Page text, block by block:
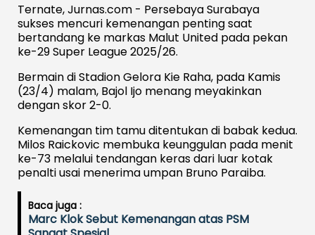
Ternate, Jurnas.com - Persebaya Surabaya
sukses mencuri kemenangan penting saat
bertandang ke markas Malut United pada pekan
ke-29 Super League 2025/26.
Bermain di Stadion Gelora Kie Raha, pada Kamis
(23/4) malam, Bajol Ijo menang meyakinkan
dengan skor 2-0.
Kemenangan tim tamu ditentukan di babak kedua.
Milos Raickovic membuka keunggulan pada menit
ke-73 melalui tendangan keras dari luar kotak
penalti usai menerima umpan Bruno Paraiba.
Baca juga :
Marc Klok Sebut Kemenangan atas PSM